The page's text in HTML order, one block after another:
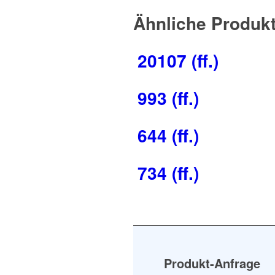
Ähnliche
20107 (ff.)
993 (ff.)
644 (ff.)
734 (ff.)
Produkt-Anfrage